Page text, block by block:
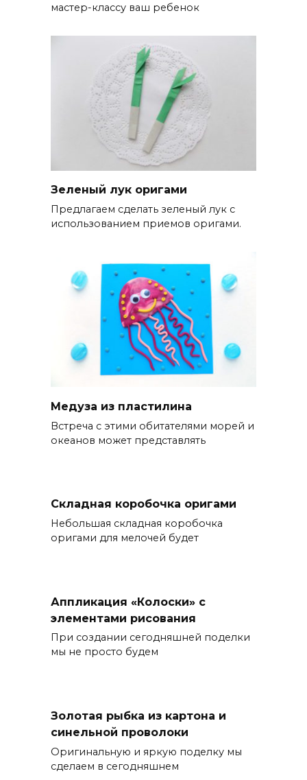
мастер-классу ваш ребенок
Зеленый лук оригами
Предлагаем сделать зеленый лук с
использованием приемов оригами.
Медуза из пластилина
Встреча с этими обитателями морей и
океанов может представлять
Складная коробочка оригами
Небольшая складная коробочка
оригами для мелочей будет
Аппликация «Колоски» с
элементами рисования
При создании сегодняшней поделки
мы не просто будем
Золотая рыбка из картона и
синельной проволоки
Оригинальную и яркую поделку мы
сделаем в сегодняшнем